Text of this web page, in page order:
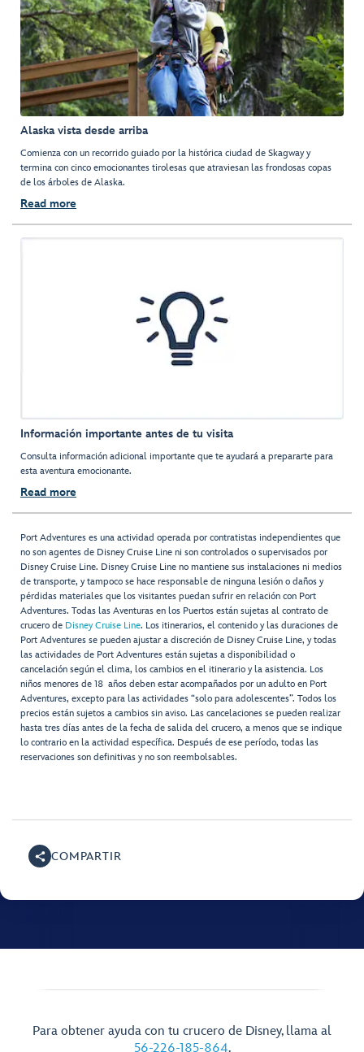
Alaska vista desde arriba
Comienza con un recorrido guiado por la histórica ciudad de Skagway y
termina con cinco emocionantes tirolesas que atraviesan las frondosas copas
de los árboles de Alaska.
Read more
Información importante antes de tu visita
Consulta información adicional importante que te ayudará a prepararte para
esta aventura emocionante.
Read more
Port Adventures es una actividad operada por contratistas independientes que
no son agentes de Disney Cruise Line ni son controlados o supervisados por
Disney Cruise Line. Disney Cruise Line no mantiene sus instalaciones ni medios
de transporte, y tampoco se hace responsable de ninguna lesión o daños y
pérdidas materiales que los visitantes puedan sufrir en relación con Port
Adventures. Todas las Aventuras en los Puertos están sujetas al contrato de
crucero de Disney Cruise Line. Los itinerarios, el contenido y las duraciones de
Port Adventures se pueden ajustar a discreción de Disney Cruise Line, y todas
las actividades de Port Adventures están sujetas a disponibilidad o
cancelación según el clima, los cambios en el itinerario y la asistencia. Los
niños menores de 18 años deben estar acompañados por un adulto en Port
Adventures, excepto para las actividades “solo para adolescentes”. Todos los
precios están sujetos a cambios sin aviso. Las cancelaciones se pueden realizar
hasta tres días antes de la fecha de salida del crucero, a menos que se indique
lo contrario en la actividad específica. Después de ese período, todas las
reservaciones son definitivas y no son reembolsables.
COMPARTIR
Para obtener ayuda con tu crucero de Disney, llama al
56-226-185-864.